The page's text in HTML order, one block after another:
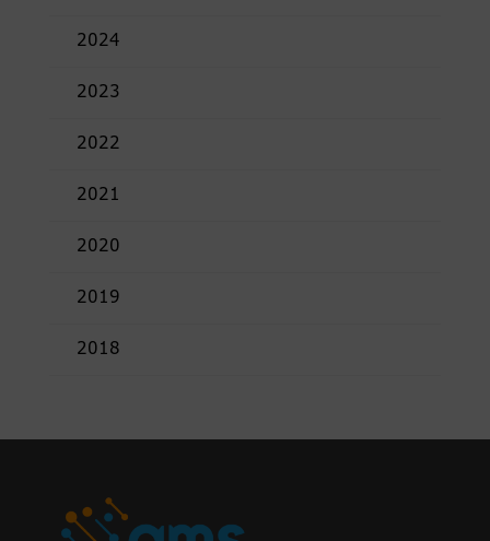
2024
2023
2022
2021
2020
2019
2018